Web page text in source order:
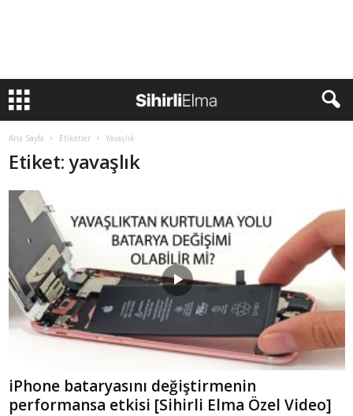
Ana Sayfa Etiketler Yavaşlık
Etiket: yavaşlık
iPhone bataryasını değiştirmenin
performansa etkisi [Sihirli Elma Özel Video]